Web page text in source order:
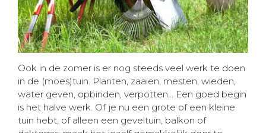
Ook in de zomer is er nog steeds veel werk te doen
in de (moes)tuin. Planten, zaaien, mesten, wieden,
water geven, opbinden, verpotten... Een goed begin
is het halve werk. Of je nu een grote of een kleine
tuin hebt, of alleen een geveltuin, balkon of